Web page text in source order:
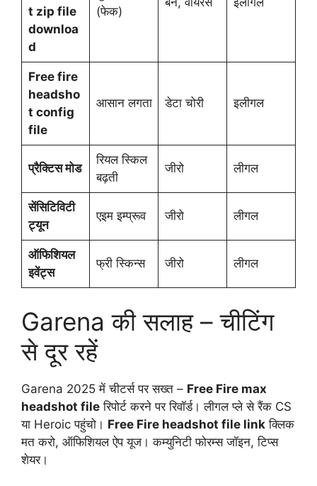
t zip file
downloa
d
(फेक)
Free fire
headsho
t config
file
आसान लगता डेटा चोरी इलीगल
प्रैक्टिस मोड
रियल स्किल
बढ़ती
जीरो लीगल
सेंसिटिविटी
ट्यून
एइम इम्प्रूव जीरो लीगल
ऑफिशियल
इवेंट्स
फ्री स्किन्स जीरो लीगल
Garena की सलाह – चीटिंग
से दूर रहें
Garena 2025 में चीटर्स पर सख्त – Free Fire max
headshot file रिपोर्ट करने पर रिवॉर्ड। लीगल प्ले से रैंक CS
या Heroic पहुंचो। Free Fire headshot file link क्लिक
मत करो, ऑफिशियल ऐप यूज। कम्युनिटी फोरम्स जॉइन, टिप्स
शेयर।